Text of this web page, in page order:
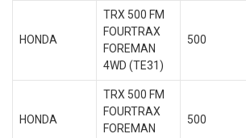
HONDA
TRX 500 FM
FOURTRAX
FOREMAN
4WD (TE31)
500
HONDA
TRX 500 FM
FOURTRAX
FOREMAN
500